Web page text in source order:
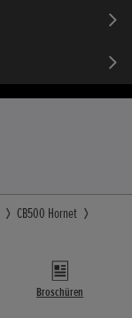
CB500 Hornet
Broschüren